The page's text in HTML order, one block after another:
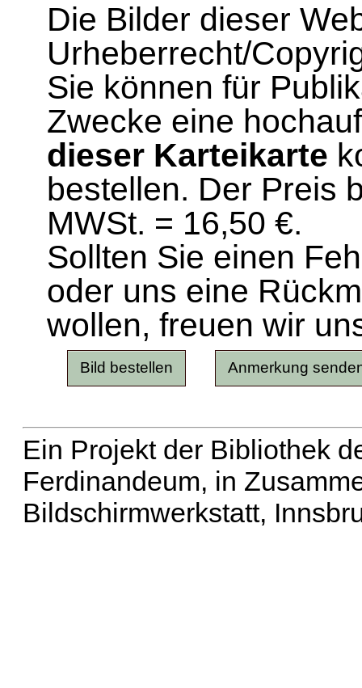
Die Bilder dieser
Urheberrecht/
Sie können für
Zwecke eine
dieser Karteikarte
bestellen. Der Preis
MWSt. = 16,50 €.
Sollten Sie einen
oder uns eine
wollen, freuen wir
Ein Projekt der Bibliothek
Ferdinandeum, in
Bildschirmwerkstatt,